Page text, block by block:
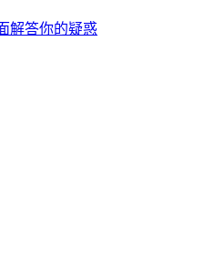
解答你的疑惑